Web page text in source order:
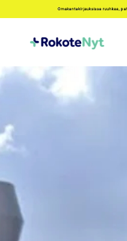
Omakantakirjauksissa ruuhkaa,